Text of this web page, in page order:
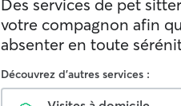
Des services de pet
votre compagnon afin
absenter en toute
Découvrez d'autres services :